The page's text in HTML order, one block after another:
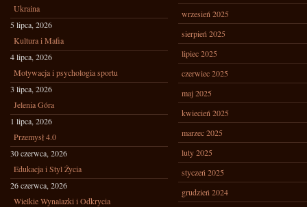
Ukraina
5 lipca, 2026
Kultura i Mafia
4 lipca, 2026
Motywacja i psychologia sportu
3 lipca, 2026
Jelenia Góra
1 lipca, 2026
Przemysł 4.0
30 czerwca, 2026
Edukacja i Styl Życia
26 czerwca, 2026
Wielkie Wynalazki i Odkrycia
wrzesień 2025
sierpień 2025
lipiec 2025
czerwiec 2025
maj 2025
kwiecień 2025
marzec 2025
luty 2025
styczeń 2025
grudzień 2024